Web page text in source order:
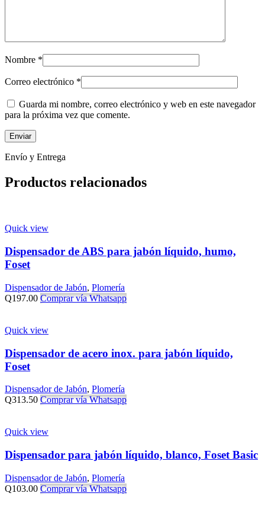
Nombre *
Correo electrónico *
Guarda mi nombre, correo electrónico y web en este navegador
para la próxima vez que comente.
Envío y Entrega
Productos relacionados
Quick view
Dispensador de ABS para jabón líquido, humo,
Foset
Dispensador de Jabón, Plomería
Q197.00 Comprar vía Whatsapp
Quick view
Dispensador de acero inox. para jabón líquido,
Foset
Dispensador de Jabón, Plomería
Q313.50 Comprar vía Whatsapp
Quick view
Dispensador para jabón líquido, blanco, Foset Basic
Dispensador de Jabón, Plomería
Q103.00 Comprar vía Whatsapp